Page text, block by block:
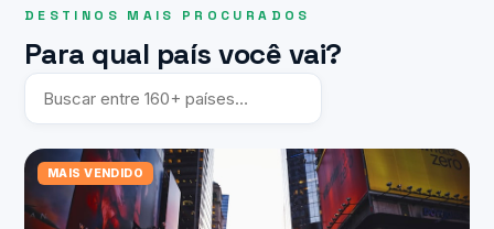
DESTINOS MAIS PROCURADOS
Para qual país você vai?
MAIS VENDIDO